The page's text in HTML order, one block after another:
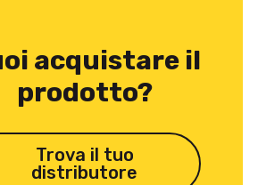
acquistare il
prodotto?
Trova il tuo
distributore